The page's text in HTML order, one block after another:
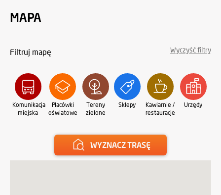
MAPA
Filtruj mapę
Komunikacja
miejska
Placówki
oświatowe
Tereny
zielone
Sklepy
Kawiarnie /
restauracje
Urzędy
Wyczyść filtry
WYZNACZ TRASĘ